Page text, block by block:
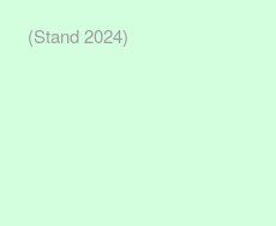
(Stand 2024)